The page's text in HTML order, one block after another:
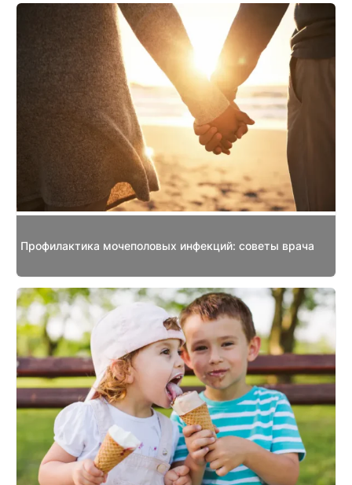
Профилактика мочеполовых инфекций: советы врача